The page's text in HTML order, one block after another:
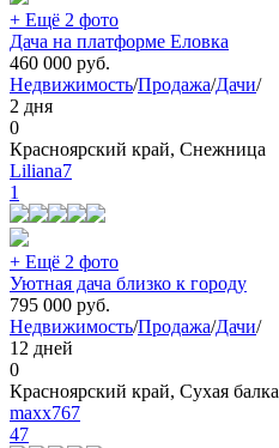
+ Ещё 2 фото
Дача на платформе Еловка
460 000 руб.
Недвижимость/Продажа/Дачи/
2 дня
0
Красноярский край, Снежница
Liliana7
1
+ Ещё 2 фото
Уютная дача близко к городу
795 000 руб.
Недвижимость/Продажа/Дачи/
12 дней
0
Красноярский край, Сухая балка
maxx767
47